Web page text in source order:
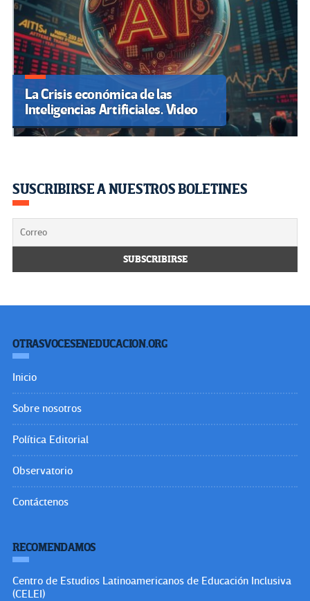
La Crisis económica de las
Inteligencias Artificiales. Video
SUSCRIBIRSE A NUESTROS BOLETINES
OTRASVOCESENEDUCACION.ORG
Inicio
Sobre nosotros
Política Editorial
Observatorio
Contáctenos
RECOMENDAMOS
Centro de Estudios Latinoamericanos de Educación Inclusiva
(CELEI)